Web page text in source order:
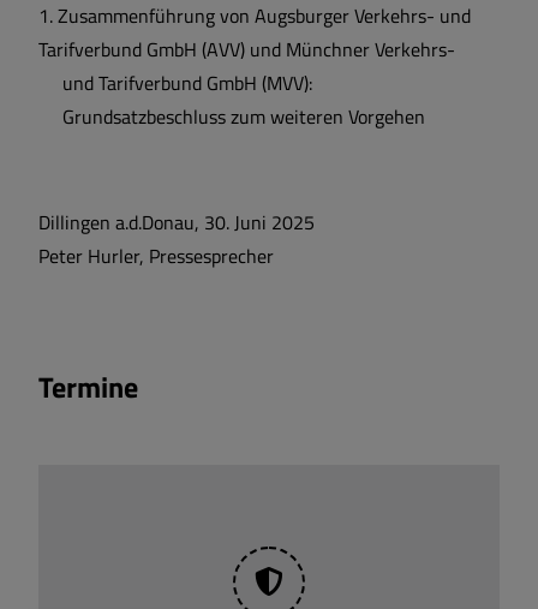
1.Zusammenführung von Augsburger Verkehrs- und
Tarifverbund GmbH (AVV) und Münchner Verkehrs-
und Tarifverbund GmbH (MVV):
Grundsatzbeschluss zum weiteren Vorgehen
Dillingen a.d.Donau, 30. Juni 2025
Peter Hurler, Pressesprecher
Termine